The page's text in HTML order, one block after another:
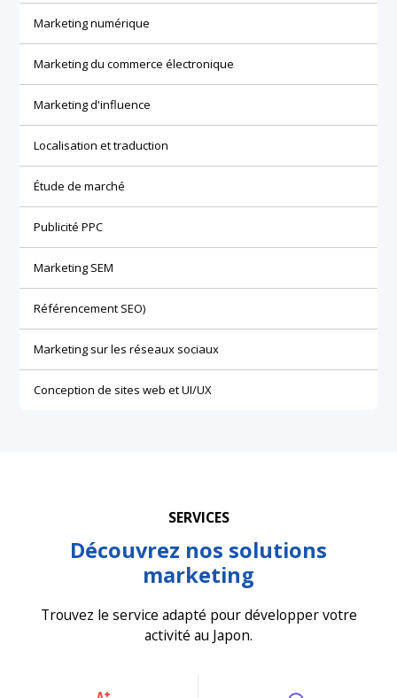
Marketing numérique
Marketing du commerce électronique
Marketing d'influence
Localisation et traduction
Étude de marché
Publicité PPC
Marketing SEM
Référencement SEO)
Marketing sur les réseaux sociaux
Conception de sites web et UI/UX
SERVICES
Découvrez nos solutions
marketing
Trouvez le service adapté pour développer votre
activité au Japon.